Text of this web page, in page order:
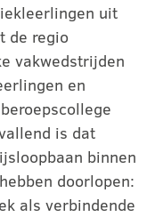
uit
de regio
vakwedstrijden
en
is dat
binnen
doorlopen:
als verbindende